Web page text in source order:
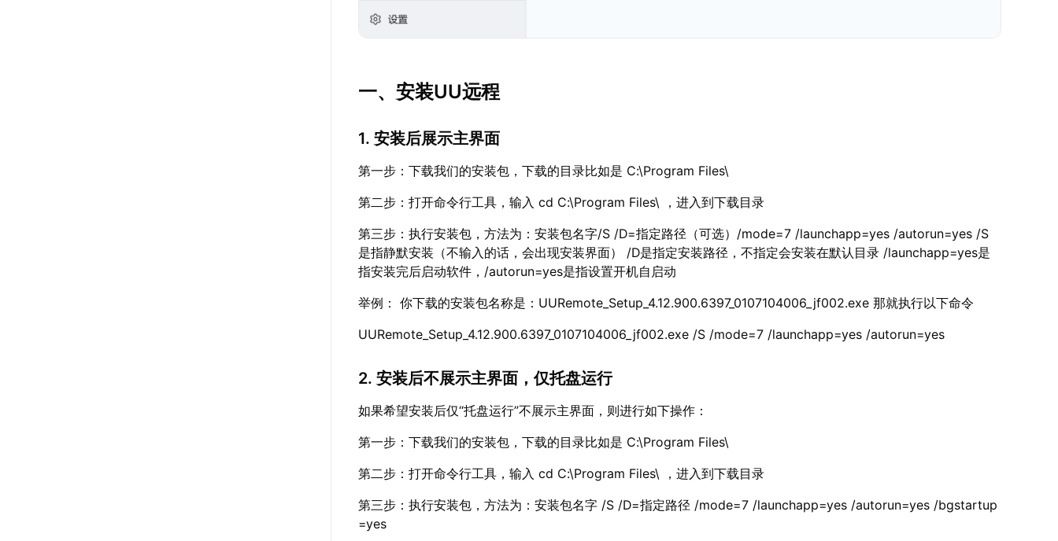
一、安装UU远程
1. 安装后展示主界面
第一步：下载我们的安装包，下载的目录比如是 C:\Program Files\
第二步：打开命令行工具，输入 cd C:\Program Files\ ，进入到下载目录
第三步：执行安装包，方法为：安装包名字/S /D=指定路径（可选）/mode=7 /launchapp=yes /autorun=yes /S
是指静默安装（不输入的话，会出现安装界面） /D是指定安装路径，不指定会安装在默认目录 /launchapp=yes是
指安装完后启动软件，/autorun=yes是指设置开机自启动
举例： 你下载的安装包名称是：UURemote_Setup_4.12.900.6397_0107104006_jf002.exe 那就执行以下命令
UURemote_Setup_4.12.900.6397_0107104006_jf002.exe /S /mode=7 /launchapp=yes /autorun=yes
2. 安装后不展示主界面，仅托盘运行
如果希望安装后仅“托盘运行”不展示主界面，则进行如下操作：
第一步：下载我们的安装包，下载的目录比如是 C:\Program Files\
第二步：打开命令行工具，输入 cd C:\Program Files\ ，进入到下载目录
第三步：执行安装包，方法为：安装包名字 /S /D=指定路径 /mode=7 /launchapp=yes /autorun=yes /bgstartup
=yes